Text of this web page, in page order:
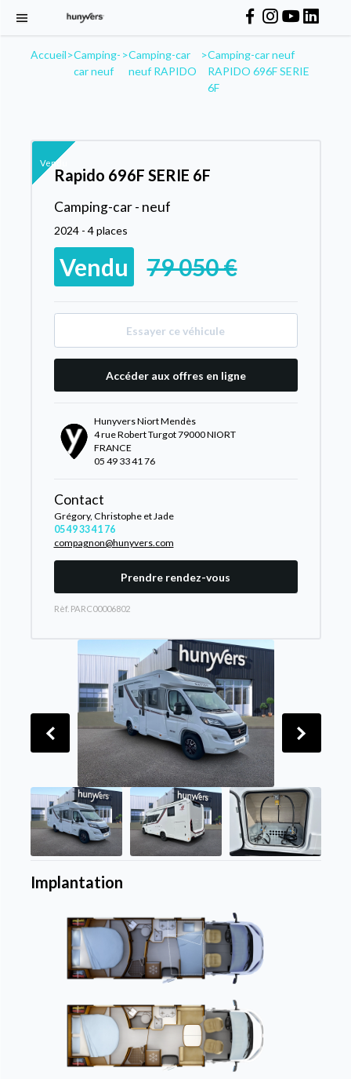
Accueil>Camping-
car neuf
>Camping-car
neuf RAPIDO
>Camping-car neuf
RAPIDO 696F SERIE
6F
Vendu
Rapido 696F SERIE 6F
Camping-car - neuf
2024 - 4 places
Vendu 79 050 €
Essayer ce véhicule
Accéder aux offres en ligne
Hunyvers Niort Mendès
4 rue Robert Turgot 79000 NIORT
FRANCE
05 49 33 41 76
Contact
Grégory, Christophe et Jade
05 49 33 41 76
compagnon@hunyvers.com
Prendre rendez-vous
Rèf. PARC00006802
Implantation